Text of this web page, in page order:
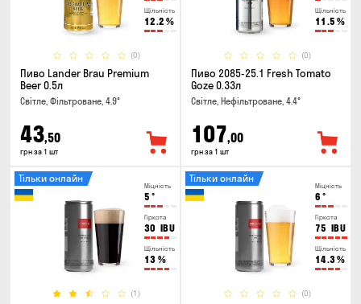
Щільність
12.2 %
(0)
Пиво Lander Brau Premium
Beer 0.5л
Світле, Фільтроване, 4.9°
43,50
грн за 1 шт
Щільність
11.5 %
(0)
Пиво 2085-25.1 Fresh Tomato
Goze 0.33л
Світле, Нефільтроване, 4.4°
107,00
грн за 1 шт
Міцність
5 °
Гіркота
30 IBU
Щільність
13 %
(1)
Тільки онлайн
Міцність
6 °
Гіркота
75 IBU
Щільність
14.3%
(0)
Тільки онлайн